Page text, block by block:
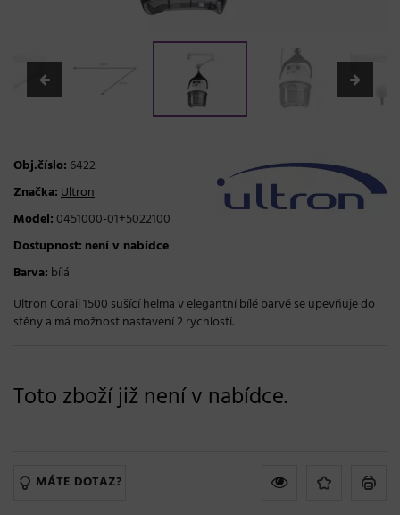
Obj.číslo: 6422
Značka:Ultron
Model:0451000-01+5022100
Dostupnost: není v nabídce
Barva: bílá
Ultron Corail 1500 sušící helma v elegantní bílé barvě se upevňuje do
stěny a má možnost nastavení 2 rychlostí.
Toto zboží již není v nabídce.
MÁTE DOTAZ?